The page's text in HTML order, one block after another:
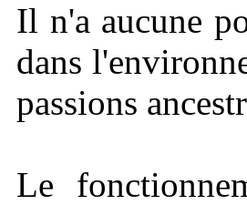
Il n'a aucune
dans
passions
Le